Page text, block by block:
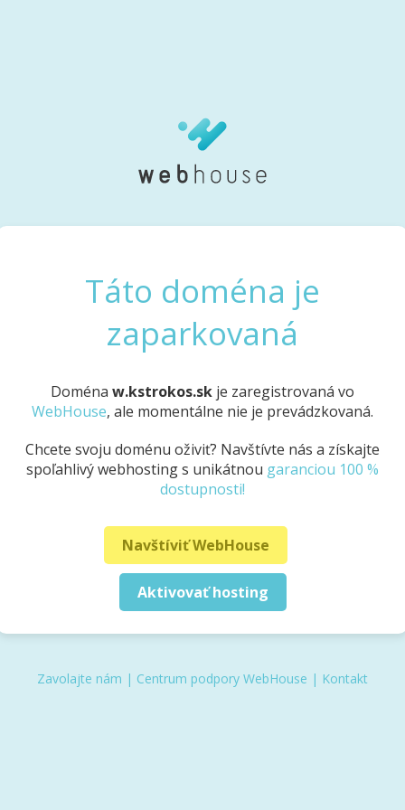
Táto doména je
zaparkovaná
Doména w.kstrokos.sk je zaregistrovaná vo
WebHouse, ale momentálne nie je prevádzkovaná.
Chcete svoju doménu oživiť? Navštívte nás a získajte
spoľahlivý webhosting s unikátnou garanciou 100 %
dostupnosti!
Navštíviť WebHouse
Aktivovať hosting
Zavolajte nám | Centrum podpory WebHouse | Kontakt